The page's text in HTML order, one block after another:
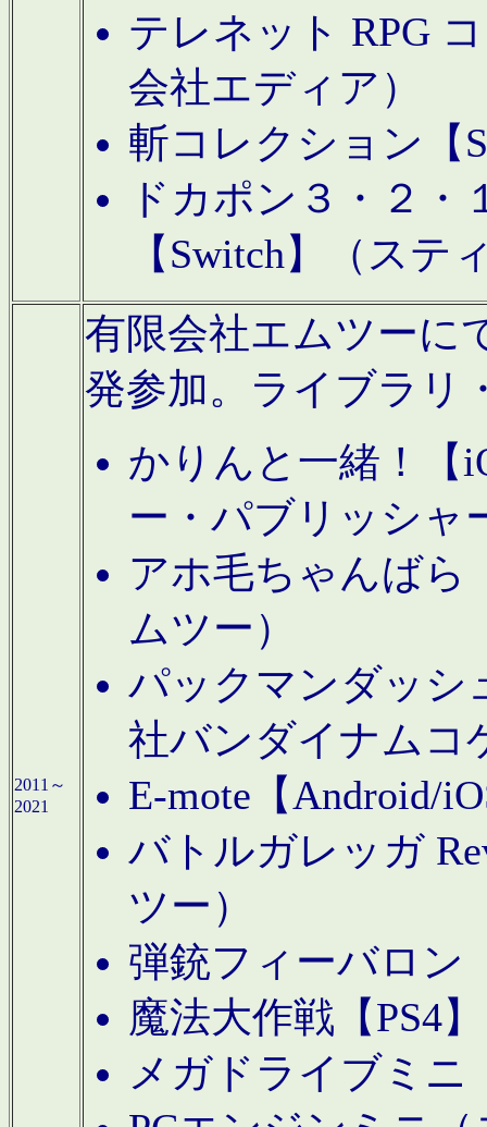
テレネット RPG
会社エディア）
斬コレクション【
ドカポン３・２
【Switch】（ステ
2011～
2021
有限会社エムツーに
発参加。ライブラリ
かりんと一緒！【
ー・パブリッシャ
アホ毛ちゃんばら
ムツー）
パックマンダッシ
社バンダイナムコ
E-mote【Android/
バトルガレッガ
ツー）
弾銃フィーバロン
魔法大作戦【PS4
メガドライブミニ